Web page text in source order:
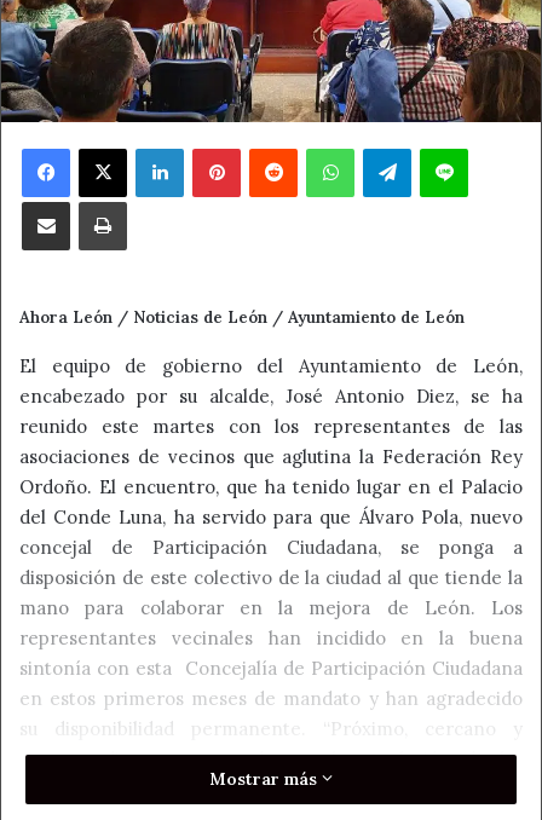
Facebook
X LinkedInPinterestReddit WhatsAppTelegramLine
Compartir por correo electrónicoImprimir
Ahora León / Noticias de León / Ayuntamiento de León
El equipo de gobierno del Ayuntamiento de León,
encabezado por su alcalde, José Antonio Diez, se ha
reunido este martes con los representantes de las
asociaciones de vecinos que aglutina la Federación Rey
Ordoño. El encuentro, que ha tenido lugar en el Palacio
del Conde Luna, ha servido para que Álvaro Pola, nuevo
concejal de Participación Ciudadana, se ponga a
disposición de este colectivo de la ciudad al que tiende la
mano para colaborar en la mejora de León. Los
representantes vecinales han incidido en la buena
sintonía con esta Concejalía de Participación Ciudadana
en estos primeros meses de mandato y han agradecido
su disponibilidad permanente. “Próximo, cercano y
siempre dispuesto a ayudar en la resolución de las
reivindicaciones e inquietudes de los leoneses”, ha
Mostrar más